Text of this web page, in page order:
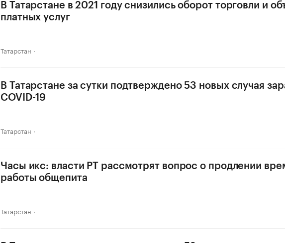
В Татарстане в 2021 году снизились оборот торговли и
платных услуг
Татарстан
В Татарстане за сутки подтверждено 53 новых случая
COVID-19
Татарстан
Часы икс: власти РТ рассмотрят вопрос о продлении
работы общепита
Татарстан